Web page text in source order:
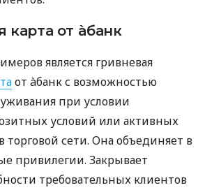
карта от àбанк
является гривневая
от àбанк с возможностью
при условии
условий или активных
торговой сети. Она объединяет в
привилегии. Закрывает
требовательных клиентов